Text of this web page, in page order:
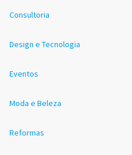
Consultoria
Design e Tecnologia
Eventos
Moda e Beleza
Reformas